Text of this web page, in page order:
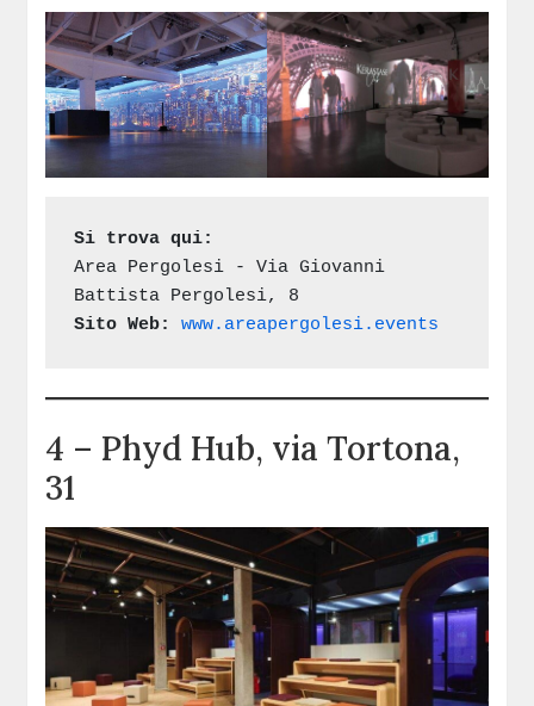
Si trova qui:
Area Pergolesi - Via Giovanni
Battista Pergolesi, 8
Sito Web:
www.areapergolesi.events
4 – Phyd Hub, via Tortona,
31